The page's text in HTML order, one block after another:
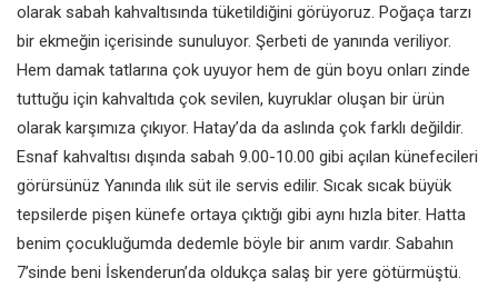
olarak sabah kahvaltısında tüketildiğini görüyoruz. Poğaça tarzı
bir ekmeğin içerisinde sunuluyor. Şerbeti de yanında veriliyor.
Hem damak tatlarına çok uyuyor hem de gün boyu onları zinde
tuttuğu için kahvaltıda çok sevilen, kuyruklar oluşan bir ürün
olarak karşımıza çıkıyor. Hatay’da da aslında çok farklı değildir.
Esnaf kahvaltısı dışında sabah 9.00-10.00 gibi açılan künefecileri
görürsünüz Yanında ılık süt ile servis edilir. Sıcak sıcak büyük
tepsilerde pişen künefe ortaya çıktığı gibi aynı hızla biter. Hatta
benim çocukluğumda dedemle böyle bir anım vardır. Sabahın
7’sinde beni İskenderun’da oldukça salaş bir yere götürmüştü.